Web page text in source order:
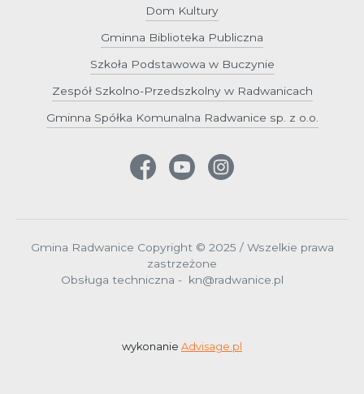
Dom Kultury
Gminna Biblioteka Publiczna
Szkoła Podstawowa w Buczynie
Zespół Szkolno-Przedszkolny w Radwanicach
Gminna Spółka Komunalna Radwanice sp. z o.o.
Gmina Radwanice Copyright © 2025 / Wszelkie prawa
zastrzeżone
Obsługa techniczna - kn@radwanice.pl
wykonanie Advisage.pl